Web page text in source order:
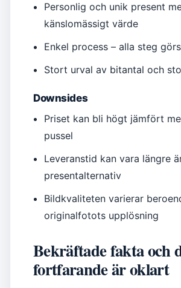
Personlig och unik present
känslomässigt värde
Enkel process – alla steg
Stort urval av bitantal och
Downsides
Priset kan bli högt jämfört
pussel
Leveranstid kan vara längre
presentalternativ
Bildkvaliteten varierar
originalfotots upplösning
Bekräftade fakta och
fortfarande är oklart